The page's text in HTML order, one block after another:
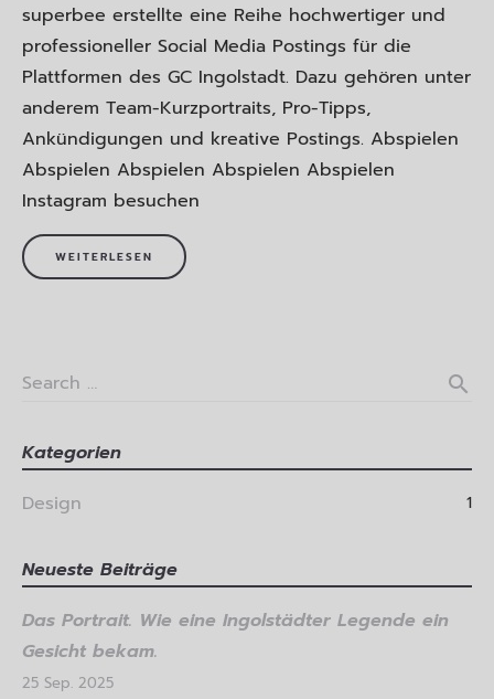
superbee erstellte eine Reihe hochwertiger und
professioneller Social Media Postings für die
Plattformen des GC Ingolstadt. Dazu gehören unter
anderem Team-Kurzportraits, Pro-Tipps,
Ankündigungen und kreative Postings. Abspielen
Abspielen Abspielen Abspielen Abspielen
Instagram besuchen
WEITERLESEN
Search … search
Kategorien
Design
1
Neueste Beiträge
Das Portrait. Wie eine Ingolstädter Legende ein
Gesicht bekam.
25 Sep. 2025